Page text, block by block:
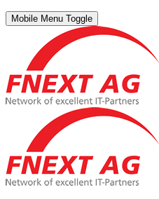
Mobile Menu Toggle